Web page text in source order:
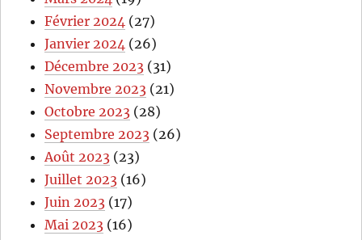
Février 2024 (27)
Janvier 2024 (26)
Décembre 2023 (31)
Novembre 2023 (21)
Octobre 2023 (28)
Septembre 2023 (26)
Août 2023 (23)
Juillet 2023 (16)
Juin 2023 (17)
Mai 2023 (16)